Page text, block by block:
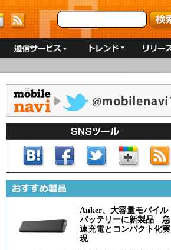
Anker、大容量モバイル
バッテリーに新製品 急
速充電とコンパクト化実
現